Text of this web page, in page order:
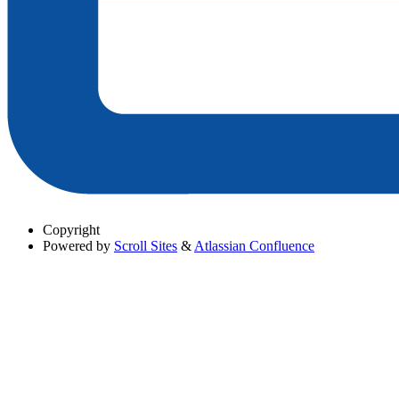
Copyright
Powered by Scroll Sites & Atlassian Confluence